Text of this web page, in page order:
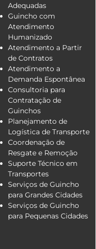
Adequadas
Guincho com
Atendimento
Humanizado
Atendimento a Partir
de Contratos
Atendimento a
Demanda Espontânea
Consultoria para
Contratação de
Guinchos
Planejamento de
Logística de Transporte
Coordenação de
Resgate e Remoção
Suporte Técnico em
Transportes
Serviços de Guincho
para Grandes Cidades
Serviços de Guincho
para Pequenas Cidades